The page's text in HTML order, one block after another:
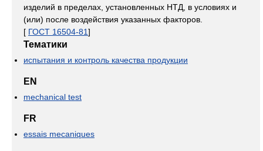
изделий в пределах, установленных НТД, в условиях и
(или) после воздействия указанных факторов.
[ ГОСТ 16504-81]
Тематики
испытания и контроль качества продукции
EN
mechanical test
FR
essais mecaniques